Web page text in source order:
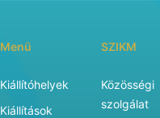
Menü
Kiállítóhelyek
Kiállítások
SZIKM
Közösségi
szolgálat